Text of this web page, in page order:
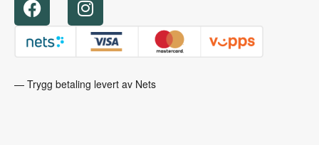
— Trygg betaling levert av Nets